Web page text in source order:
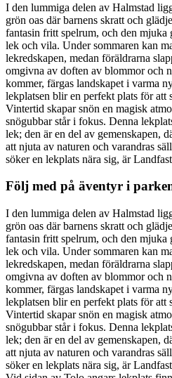
I den lummiga delen av Halmstad
grön oas där barnens skratt och
fantasin fritt spelrum, och den mjuka
lek och vila. Under sommaren kan
lekredskapen, medan föräldrarna
omgivna av doften av blommor och
kommer, färgas landskapet i varma
lekplatsen blir en perfekt plats för att
Vintertid skapar snön en magisk
snögubbar står i fokus. Denna
lek; den är en del av gemenskapen,
att njuta av naturen och varandras
söker en lekplats nära sig, är
Följ med på äventyr i
I den lummiga delen av Halmstad
grön oas där barnens skratt och
fantasin fritt spelrum, och den mjuka
lek och vila. Under sommaren kan
lekredskapen, medan föräldrarna
omgivna av doften av blommor och
kommer, färgas landskapet i varma
lekplatsen blir en perfekt plats för att
Vintertid skapar snön en magisk
snögubbar står i fokus. Denna
lek; den är en del av gemenskapen,
att njuta av naturen och varandras
söker en lekplats nära sig, är